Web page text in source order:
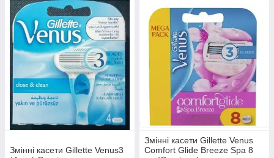
Змінні касети Gillette Venus3
Змінні касети Gillette Venus
Comfort Glide Breeze Spa 8